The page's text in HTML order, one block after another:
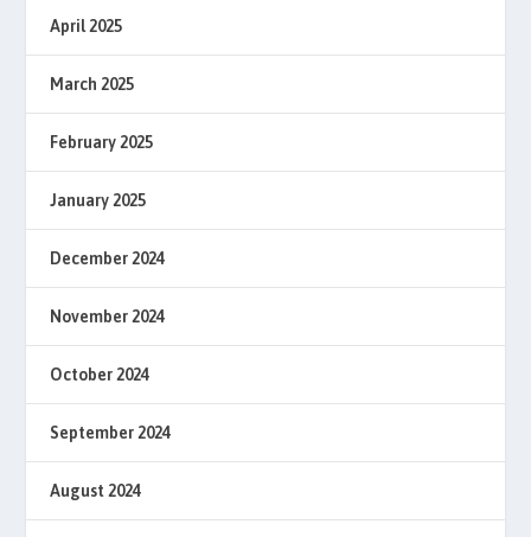
April 2025
March 2025
February 2025
January 2025
December 2024
November 2024
October 2024
September 2024
August 2024